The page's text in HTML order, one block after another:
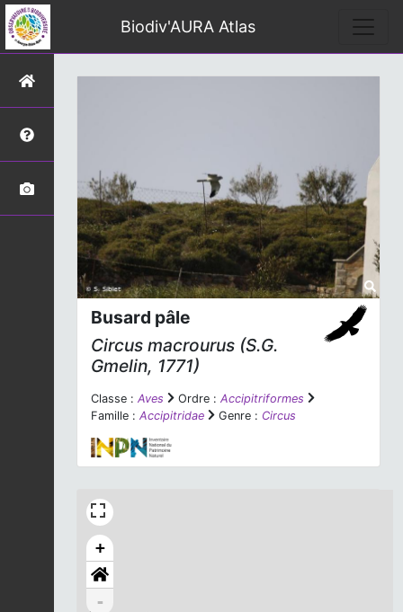
Biodiv'AURA Atlas
Busard pâle
Circus macrourus (S.G.
Gmelin, 1771)
Classe : Aves Ordre : Accipitriformes
Famille : Accipitridae Genre : Circus
+
-